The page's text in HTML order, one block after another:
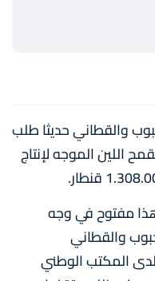
والقطاني حديثا طلب
اللين الموجه لإنتاج
مفتوح في وجه
والقطاني
المكتب الوطني